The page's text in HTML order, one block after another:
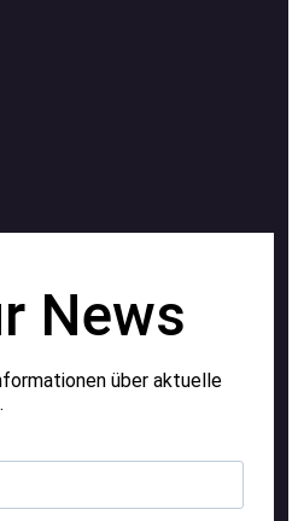
News
über aktuelle